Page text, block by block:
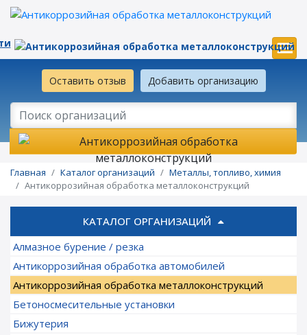
Оставить отзыв Добавить организацию
Главная Каталог организаций
Металлы, топливо, химия
Антикоррозийная обработка металлоконструкций
КАТАЛОГ ОРГАНИЗАЦИЙ
Алмазное бурение / резка
Антикоррозийная обработка автомобилей
Антикоррозийная обработка металлоконструкций
Бетоносмесительные установки
Бижутерия